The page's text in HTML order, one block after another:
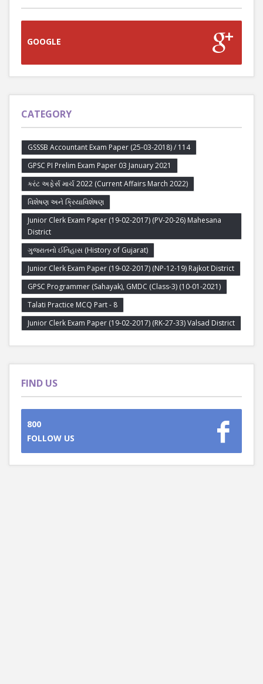
GOOGLE
CATEGORY
GSSSB Accountant Exam Paper (25-03-2018) / 114
GPSC PI Prelim Exam Paper 03 January 2021
કરંટ અફેર્સ માર્ચ 2022 (Current Affairs March 2022)
વિશેષણ અને ક્રિયાવિશેષણ
Junior Clerk Exam Paper (19-02-2017) (PV-20-26) Mahesana
District
ગુજરાતનો ઈતિહાસ (History of Gujarat)
Junior Clerk Exam Paper (19-02-2017) (NP-12-19) Rajkot District
GPSC Programmer (Sahayak), GMDC (Class-3) (10-01-2021)
Talati Practice MCQ Part - 8
Junior Clerk Exam Paper (19-02-2017) (RK-27-33) Valsad District
FIND US
800
FOLLOW US